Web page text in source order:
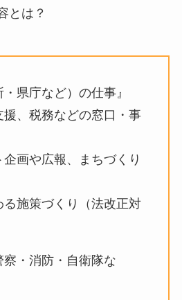
とは？
・県庁など）の仕事』
援、税務などの窓口・事
企画や広報、まちづくり
る施策づくり（法改正対
察・消防・自衛隊な